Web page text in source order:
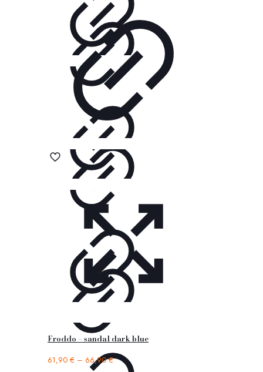
Froddo – sandal dark blue
61,90 € – 66,90€